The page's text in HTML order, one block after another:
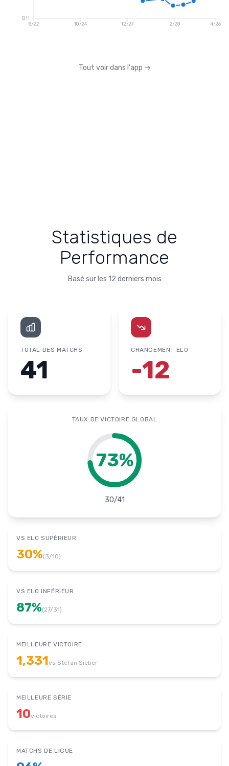
8/22 10/24 12/27 2/28 4/26
B11
Tout voir dans l'app →
Statistiques de
Performance
Basé sur les 12 derniers mois
TOTAL DES MATCHS
41
CHANGEMENT ELO
-12
TAUX DE VICTOIRE GLOBAL
73%
30/41
VS ELO SUPÉRIEUR
30%(3/10)
VS ELO INFÉRIEUR
87%(27/31)
MEILLEURE VICTOIRE
1,331vs Stefan Sieber
MEILLEURE SÉRIE
10victoires
MATCHS DE LIGUE